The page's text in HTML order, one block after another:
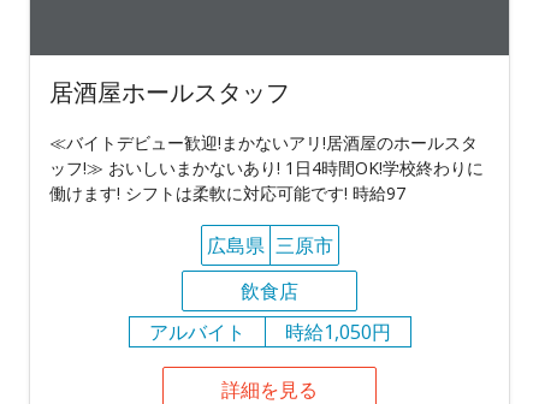
居酒屋ホールスタッフ
≪バイトデビュー歓迎!まかないアリ!居酒屋のホールスタ
ッフ!≫ おいしいまかないあり! 1日4時間OK!学校終わりに
働けます! シフトは柔軟に対応可能です! 時給97
広島県 三原市
飲食店
アルバイト
時給1,050円
詳細を見る